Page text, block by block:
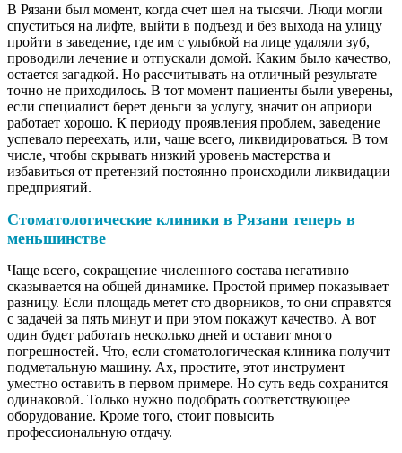
В Рязани был момент, когда счет шел на тысячи. Люди могли
спуститься на лифте, выйти в подъезд и без выхода на улицу
пройти в заведение, где им с улыбкой на лице удаляли зуб,
проводили лечение и отпускали домой. Каким было качество,
остается загадкой. Но рассчитывать на отличный результате
точно не приходилось. В тот момент пациенты были уверены,
если специалист берет деньги за услугу, значит он априори
работает хорошо. К периоду проявления проблем, заведение
успевало переехать, или, чаще всего, ликвидироваться. В том
числе, чтобы скрывать низкий уровень мастерства и
избавиться от претензий постоянно происходили ликвидации
предприятий.
Стоматологические клиники в Рязани теперь в
меньшинстве
Чаще всего, сокращение численного состава негативно
сказывается на общей динамике. Простой пример показывает
разницу. Если площадь метет сто дворников, то они справятся
с задачей за пять минут и при этом покажут качество. А вот
один будет работать несколько дней и оставит много
погрешностей. Что, если стоматологическая клиника получит
подметальную машину. Ах, простите, этот инструмент
уместно оставить в первом примере. Но суть ведь сохранится
одинаковой. Только нужно подобрать соответствующее
оборудование. Кроме того, стоит повысить
профессиональную отдачу.